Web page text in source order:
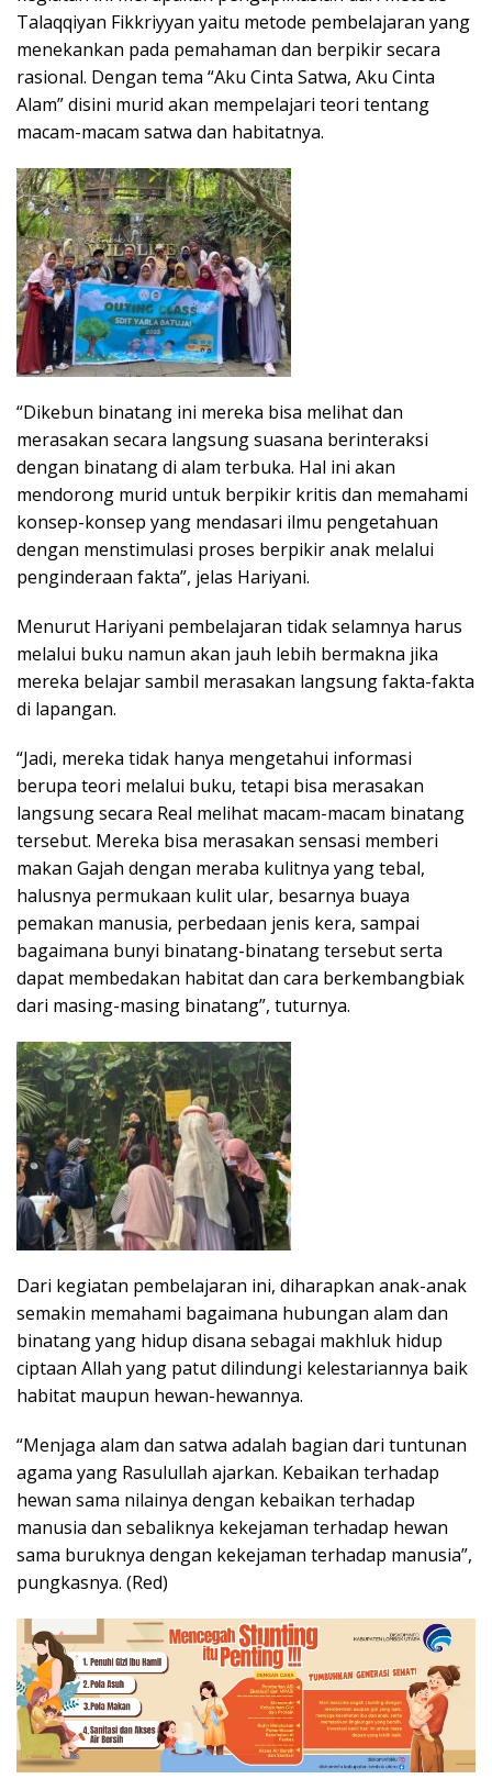
Talaqqiyan Fikkriyyan yaitu metode pembelajaran yang
menekankan pada pemahaman dan berpikir secara
rasional. Dengan tema “Aku Cinta Satwa, Aku Cinta
Alam” disini murid akan mempelajari teori tentang
macam-macam satwa dan habitatnya.
“Dikebun binatang ini mereka bisa melihat dan
merasakan secara langsung suasana berinteraksi
dengan binatang di alam terbuka. Hal ini akan
mendorong murid untuk berpikir kritis dan memahami
konsep-konsep yang mendasari ilmu pengetahuan
dengan menstimulasi proses berpikir anak melalui
penginderaan fakta”, jelas Hariyani.
Menurut Hariyani pembelajaran tidak selamnya harus
melalui buku namun akan jauh lebih bermakna jika
mereka belajar sambil merasakan langsung fakta-fakta
di lapangan.
“Jadi, mereka tidak hanya mengetahui informasi
berupa teori melalui buku, tetapi bisa merasakan
langsung secara Real melihat macam-macam binatang
tersebut. Mereka bisa merasakan sensasi memberi
makan Gajah dengan meraba kulitnya yang tebal,
halusnya permukaan kulit ular, besarnya buaya
pemakan manusia, perbedaan jenis kera, sampai
bagaimana bunyi binatang-binatang tersebut serta
dapat membedakan habitat dan cara berkembangbiak
dari masing-masing binatang”, tuturnya.
Dari kegiatan pembelajaran ini, diharapkan anak-anak
semakin memahami bagaimana hubungan alam dan
binatang yang hidup disana sebagai makhluk hidup
ciptaan Allah yang patut dilindungi kelestariannya baik
habitat maupun hewan-hewannya.
“Menjaga alam dan satwa adalah bagian dari tuntunan
agama yang Rasulullah ajarkan. Kebaikan terhadap
hewan sama nilainya dengan kebaikan terhadap
manusia dan sebaliknya kekejaman terhadap hewan
sama buruknya dengan kekejaman terhadap manusia”,
pungkasnya. (Red)